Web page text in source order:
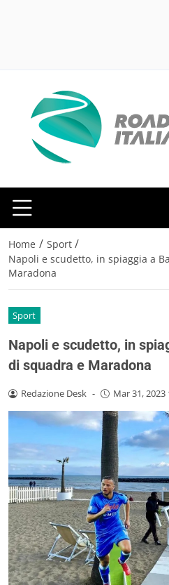
Home / Sport /
Napoli e scudetto, in spiaggia a
Maradona
Sport
Napoli e scudetto, in
di squadra e Maradona
Redazione Desk - Mar 31, 2023